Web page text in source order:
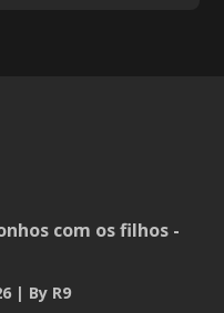
com os filhos -
By R9